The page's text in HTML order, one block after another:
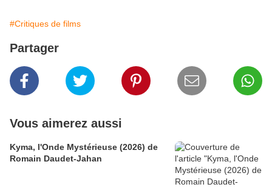
#Critiques de films
Partager
Vous aimerez aussi
Kyma, l'Onde Mystérieuse (2026) de
Romain Daudet-Jahan